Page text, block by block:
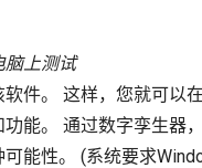
脑上测试
件。 这样，您就可以
能。 通过数字孪生器
能性。 (系统要求